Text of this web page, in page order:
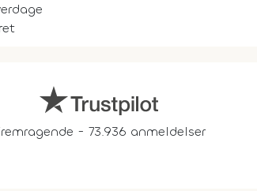
- 73.936 anmeldelser